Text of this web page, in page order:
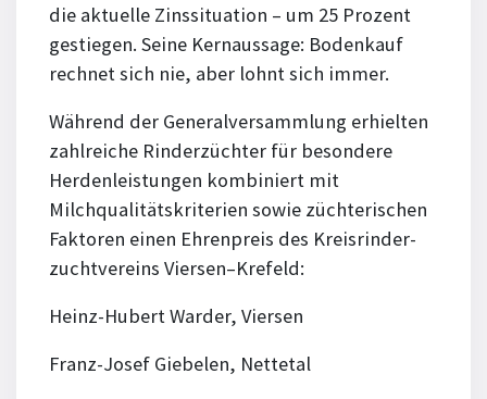
die aktuelle Zinssituation – um 25 Prozent
gestiegen. Seine Kernaussage: Bodenkauf
rechnet sich nie, aber lohnt sich immer.
Während der Generalversammlung erhielten
zahlreiche Rinderzüchter für besondere
Herdenleistungen kombiniert mit
Milchqualitätskriterien sowie züchterischen
Faktoren einen Ehrenpreis des Kreis­rinder­
zucht­vereins Viersen–Krefeld:
Heinz-Hubert Warder, Viersen
Franz-Josef Giebelen, Nettetal